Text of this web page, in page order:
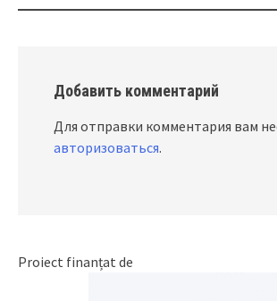
Добавить комментарий
Для отправки комментария вам
авторизоваться.
Proiect finanțat de